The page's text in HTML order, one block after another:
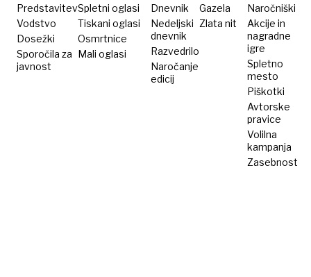
Predstavitev
Vodstvo
Dosežki
Sporočila za
javnost
Spletni oglasi
Tiskani oglasi
Osmrtnice
Mali oglasi
Dnevnik
Nedeljski
dnevnik
Razvedrilo
Naročanje
edicij
Gazela
Zlata nit
Naročniški
Akcije in
nagradne
igre
Spletno
mesto
Piškotki
Avtorske
pravice
Volilna
kampanja
Zasebnost